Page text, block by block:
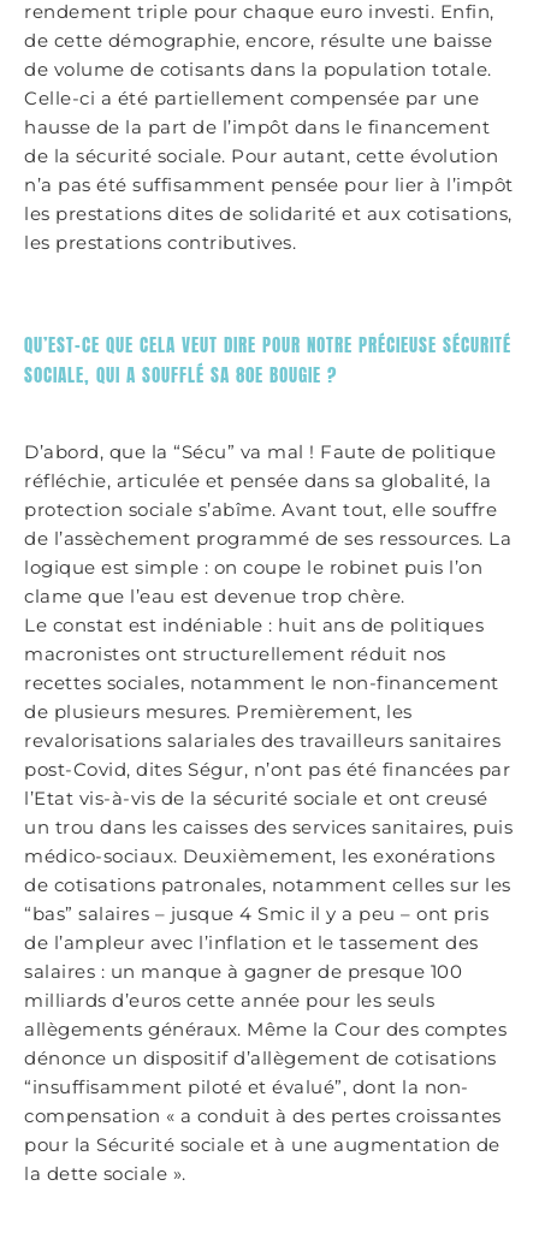
rendement triple pour chaque euro investi. Enfin,
de cette démographie, encore, résulte une baisse
de volume de cotisants dans la population totale.
Celle-ci a été partiellement compensée par une
hausse de la part de l’impôt dans le financement
de la sécurité sociale. Pour autant, cette évolution
n’a pas été suffisamment pensée pour lier à l’impôt
les prestations dites de solidarité et aux cotisations,
les prestations contributives.
QU’EST-CE QUE CELA VEUT DIRE POUR NOTRE PRÉCIEUSE SÉCURITÉ
SOCIALE, QUI A SOUFFLÉ SA 80E BOUGIE ?
D’abord, que la “Sécu” va mal ! Faute de politique
réfléchie, articulée et pensée dans sa globalité, la
protection sociale s’abîme. Avant tout, elle souffre
de l’assèchement programmé de ses ressources. La
logique est simple : on coupe le robinet puis l’on
clame que l’eau est devenue trop chère.
Le constat est indéniable : huit ans de politiques
macronistes ont structurellement réduit nos
recettes sociales, notamment le non-financement
de plusieurs mesures. Premièrement, les
revalorisations salariales des travailleurs sanitaires
post-Covid, dites Ségur, n’ont pas été financées par
l’Etat vis-à-vis de la sécurité sociale et ont creusé
un trou dans les caisses des services sanitaires, puis
médico-sociaux. Deuxièmement, les exonérations
de cotisations patronales, notamment celles sur les
“bas” salaires – jusque 4 Smic il y a peu – ont pris
de l’ampleur avec l’inflation et le tassement des
salaires : un manque à gagner de presque 100
milliards d’euros cette année pour les seuls
allègements généraux. Même la Cour des comptes
dénonce un dispositif d’allègement de cotisations
“insuffisamment piloté et évalué”, dont la non-
compensation « a conduit à des pertes croissantes
pour la Sécurité sociale et à une augmentation de
la dette sociale ».